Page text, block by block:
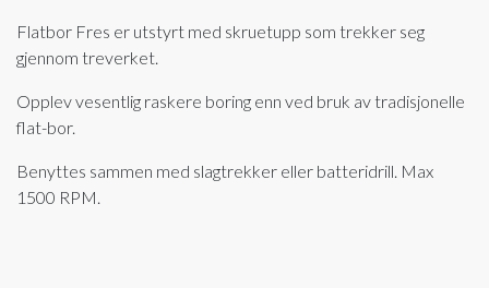
Flatbor Fres er utstyrt med skruetupp som trekker seg
gjennom treverket.
Opplev vesentlig raskere boring enn ved bruk av tradisjonelle
flat-bor.
Benyttes sammen med slagtrekker eller batteridrill. Max
1500 RPM.